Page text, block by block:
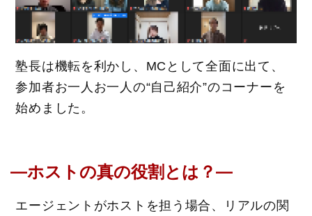
塾長は機転を利かし、MCとして全面に出て、
参加者お一人お一人の“自己紹介”のコーナーを
始めました。
―ホストの真の役割とは？―
エージェントがホストを担う場合、リアルの関